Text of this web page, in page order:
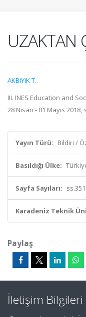
UZAKTAN
AKBIYIK T.
III. INES Education and
28 Nisan - 01 Mayıs 2018,
Yayın Türü: Bildiri /
Basıldığı Ülke:
Sayfa Sayıları: ss.351
Karadeniz Teknik
Paylaş
İletişim Bilgileri